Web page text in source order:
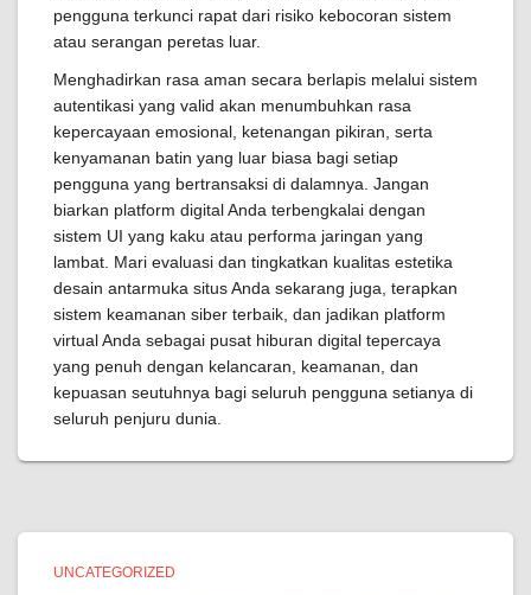
pengguna terkunci rapat dari risiko kebocoran sistem
atau serangan peretas luar.
Menghadirkan rasa aman secara berlapis melalui sistem
autentikasi yang valid akan menumbuhkan rasa
kepercayaan emosional, ketenangan pikiran, serta
kenyamanan batin yang luar biasa bagi setiap
pengguna yang bertransaksi di dalamnya. Jangan
biarkan platform digital Anda terbengkalai dengan
sistem UI yang kaku atau performa jaringan yang
lambat. Mari evaluasi dan tingkatkan kualitas estetika
desain antarmuka situs Anda sekarang juga, terapkan
sistem keamanan siber terbaik, dan jadikan platform
virtual Anda sebagai pusat hiburan digital tepercaya
yang penuh dengan kelancaran, keamanan, dan
kepuasan seutuhnya bagi seluruh pengguna setianya di
seluruh penjuru dunia.
UNCATEGORIZED